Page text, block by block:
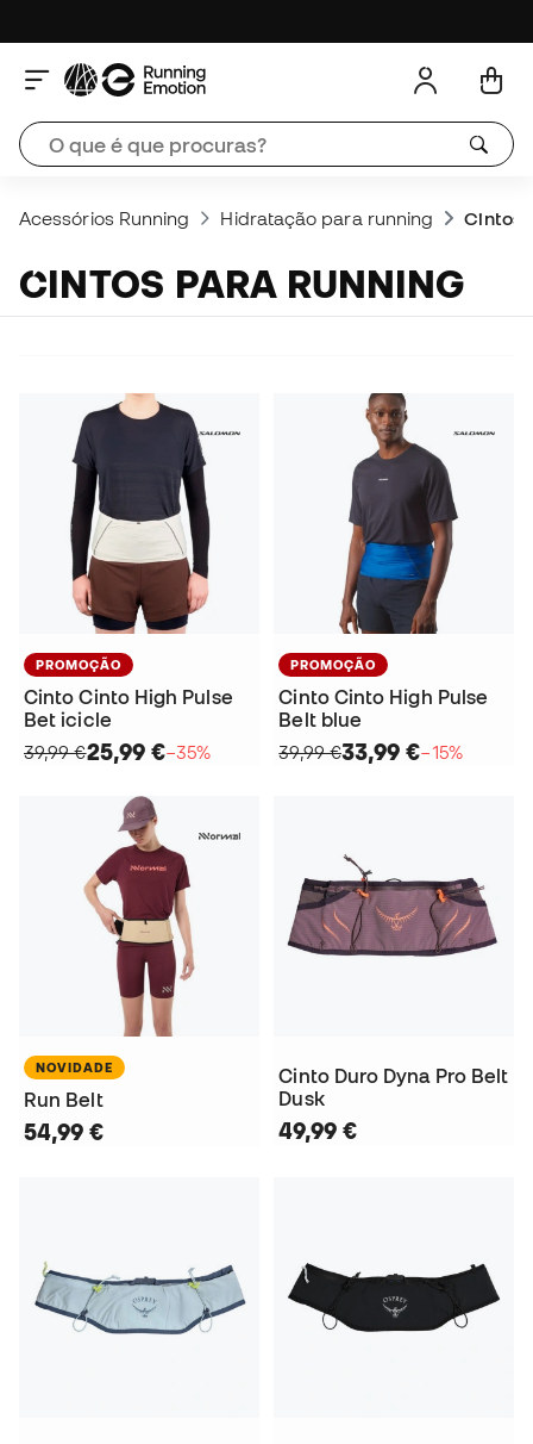
Acessórios Running Hidratação para running Cintos
CINTOS PARA RUNNING
PROMOÇÃO
Cinto Cinto High Pulse
Bet icicle
39,99 €25,99 €−35%
PROMOÇÃO
Cinto Cinto High Pulse
Belt blue
39,99 €33,99 €−15%
NOVIDADE
Run Belt
54,99 €
Cinto Duro Dyna Pro Belt
Dusk
49,99 €